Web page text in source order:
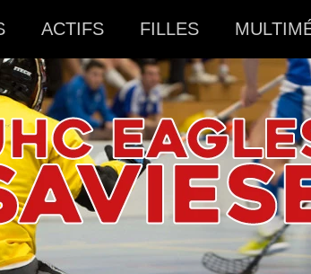
ACTIFS FILLES